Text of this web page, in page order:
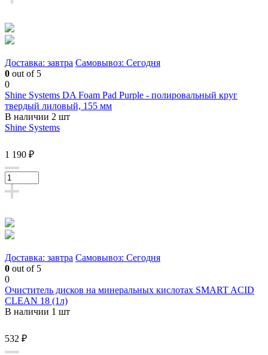
Доставка: завтра Самовывоз: Сегодня
0 out of 5
0
Shine Systems DA Foam Pad Purple - полировальный круг
твердый лиловый, 155 мм
В наличии 2 шт
Shine Systems
1 190 ₽
Доставка: завтра Самовывоз: Сегодня
0 out of 5
0
Очиститель дисков на минеральных кислотах SMART ACID
CLEAN 18 (1л)
В наличии 1 шт
532 ₽